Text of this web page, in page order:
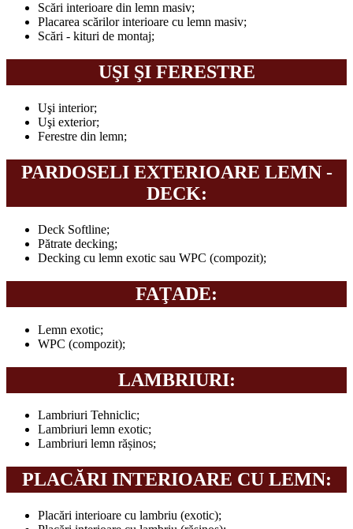
Scări interioare din lemn masiv;
Placarea scărilor interioare cu lemn masiv;
Scări - kituri de montaj;
UŞI ŞI FERESTRE
Uşi interior;
Uşi exterior;
Ferestre din lemn;
PARDOSELI EXTERIOARE LEMN -
DECK:
Deck Softline;
Pătrate decking;
Decking cu lemn exotic sau WPC (compozit);
FAŢADE:
Lemn exotic;
WPC (compozit);
LAMBRIURI:
Lambriuri Tehniclic;
Lambriuri lemn exotic;
Lambriuri lemn rășinos;
PLACĂRI INTERIOARE CU LEMN:
Placări interioare cu lambriu (exotic);